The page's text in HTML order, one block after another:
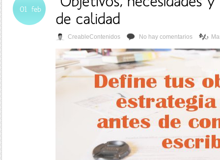
CreableContenidos No hay comentarios